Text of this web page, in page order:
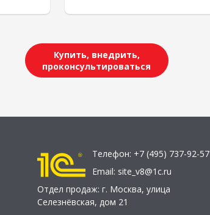
Купить, внедрить,
проконсультироваться
Телефон: +7 (495) 737-92-57
Email: site_v8@1c.ru
Отдел продаж: г. Москва, улица
Селезнёвская, дом 21